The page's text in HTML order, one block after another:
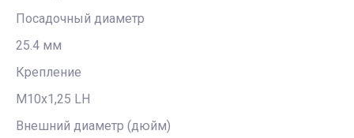
Посадочный диаметр
25.4 мм
Крепление
M10x1,25 LH
Внешний диаметр (дюйм)